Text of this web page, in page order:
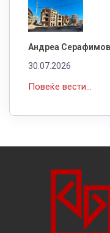
Андреа
30.07.2026
Повеќе вести...